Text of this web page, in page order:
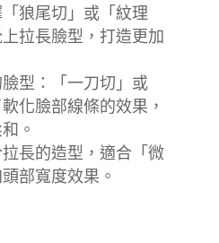
狼尾切」或「紋理
拉長臉型，打造更加
型：「一刀切」或
化臉部線條的效果，
。
長的造型，適合「微
部寬度效果。